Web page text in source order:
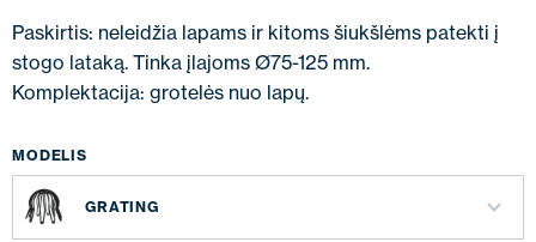
Paskirtis: neleidžia lapams ir kitoms šiukšlėms patekti į
stogo lataką. Tinka įlajoms Ø75-125 mm.
Komplektacija: grotelės nuo lapų.
MODELIS
GRATING